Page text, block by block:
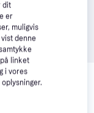
dit
er
muligvis
denne
linket
i vores